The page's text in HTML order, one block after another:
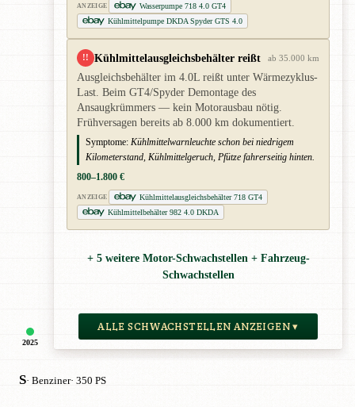
2025
ANZEIGE
Wasserpumpe 718 4.0 GT4
Kühlmittelpumpe DKDA Spyder GTS 4.0
!! Kühlmittelausgleichsbehälter reißt ab 35.000 km
Ausgleichsbehälter im 4.0L reißt unter Wärmezyklus-
Last. Beim GT4/Spyder Demontage des
Ansaugkrümmers — kein Motorausbau nötig.
Frühversagen bereits ab 8.000 km dokumentiert.
Symptome: Kühlmittelwarnleuchte schon bei niedrigem
Kilometerstand, Kühlmittelgeruch, Pfütze fahrerseitig hinten.
800–1.800 €
ANZEIGE
Kühlmittelausgleichsbehälter 718 GT4
Kühlmittelbehälter 982 4.0 DKDA
+ 5 weitere Motor-Schwachstellen + Fahrzeug-
Schwachstellen
ALLE SCHWACHSTELLEN ANZEIGEN ▾
S· Benziner· 350 PS